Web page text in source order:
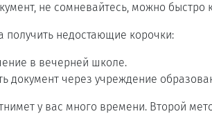
не сомневайтесь, можно быстро
получить недостающие корочки:
в вечерней школе.
документ через учреждение
у вас много времени. Второй